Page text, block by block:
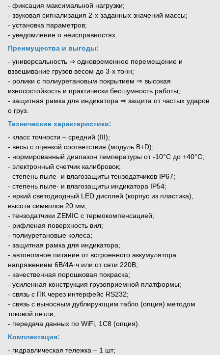
- фиксация максимальной нагрузки;
- звуковая сигнализация 2-х заданных значений массы;
- установка параметров;
- уведомление о неисправностях.
Преимущества и выгоды:
- универсальность ⇒ одновременное перемещение и
взвешивание грузов весом до 3-х тонн;
- ролики с полиуретановым покрытием ⇒ высокая
износостойкость и практически бесшумность работы;
- защитная рамка для индикатора ⇒ защита от частых ударов
о груз.
Технические характеристики:
- класс точности – средний (III);
- весы с оценкой соответствия (модуль B+D);
- нормированный диапазон температуры от -10°С до +40°С;
- электронный счетчик калибровок;
- степень пыле- и влагозащиты тензодатчиков IP67;
- степень пыле- и влагозащиты индикатора IP54;
- яркий светодиодный LED дисплей (корпус из пластика),
высота символов 20 мм;
- тензодатчики ZEMIC с термокомпенсацией;
- рифленая поверхность вил;
- полиуретановые колеса;
- защитная рамка для индикатора;
- автономное питание от встроенного аккумулятора
напряжением 6В/4А·ч или от сети 220В;
- качественная порошковая покраска;
- усиленная конструкция грузоприемной платформы;
- связь с ПК через интерфейс RS232;
- связь с выносным дублирующим табло (опция) методом
токовой петли;
- передача данных по WiFi, 1C8 (опция).
Комплектация:
- гидравлическая тележка – 1 шт;